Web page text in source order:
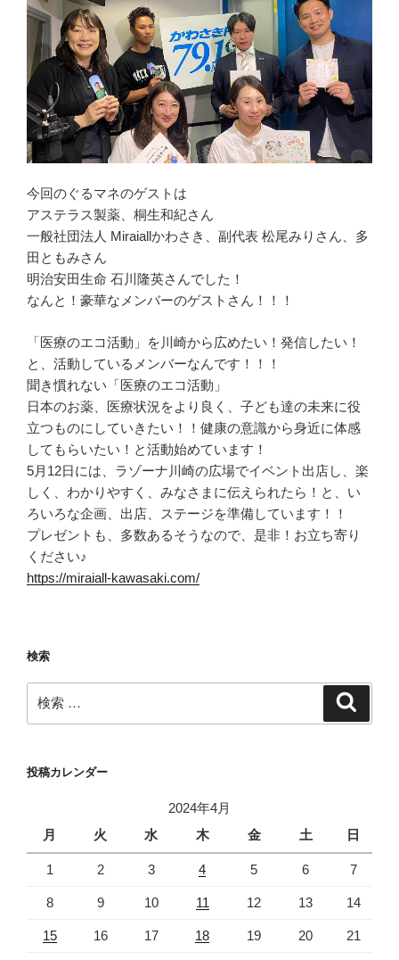
今回のぐるマネのゲストは
アステラス製薬、桐生和紀さん
一般社団法人 Miraiallかわさき、副代表 松尾みりさん、多
田ともみさん
明治安田生命 石川隆英さんでした！
なんと！豪華なメンバーのゲストさん！！！
「医療のエコ活動」を川崎から広めたい！発信したい！
と、活動しているメンバーなんです！！！
聞き慣れない「医療のエコ活動」
日本のお薬、医療状況をより良く、子ども達の未来に役
立つものにしていきたい！！健康の意識から身近に体感
してもらいたい！と活動始めています！
5月12日には、ラゾーナ川崎の広場でイベント出店し、楽
しく、わかりやすく、みなさまに伝えられたら！と、い
ろいろな企画、出店、ステージを準備しています！！
プレゼントも、多数あるそうなので、是非！お立ち寄り
ください♪
https://miraiall-kawasaki.com/
検索
索:
投稿カレンダー
2024年4月
月
火 水 木 金 土 日
1 2 3 4 5 6 7
8 9 10 11 12 13 14
15 16 17 18 19 20 21